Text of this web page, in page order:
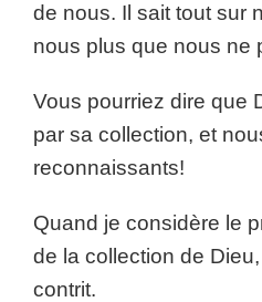
de nous. Il sait tout sur
nous plus que nous ne
Vous pourriez dire que
par sa collection, et
reconnaissants!
Quand je considère le
de la collection de
contrit.